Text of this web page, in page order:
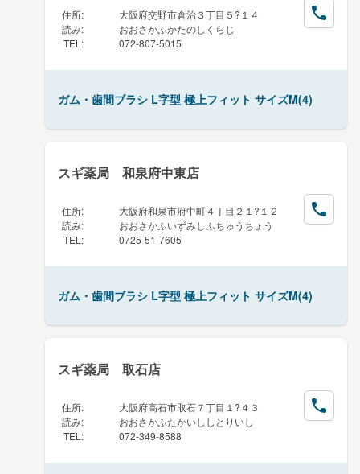
住所:
大阪府交野市倉治３丁目５?１４
読み:
おおさかふかたのしくらじ
TEL : 072-807-5015
ガム・歯間ブラシ L字型 極上フィット サイズM(4)
スギ薬局 和泉府中東店
住所:
大阪府和泉市府中町４丁目２１?１２
読み:
おおさかふいずみしふちゅうちょう
TEL : 0725-51-7605
ガム・歯間ブラシ L字型 極上フィット サイズM(4)
スギ薬局 取石店
住所:
大阪府高石市取石７丁目１?４３
読み:
おおさかふたかいししとりいし
TEL : 072-349-8588